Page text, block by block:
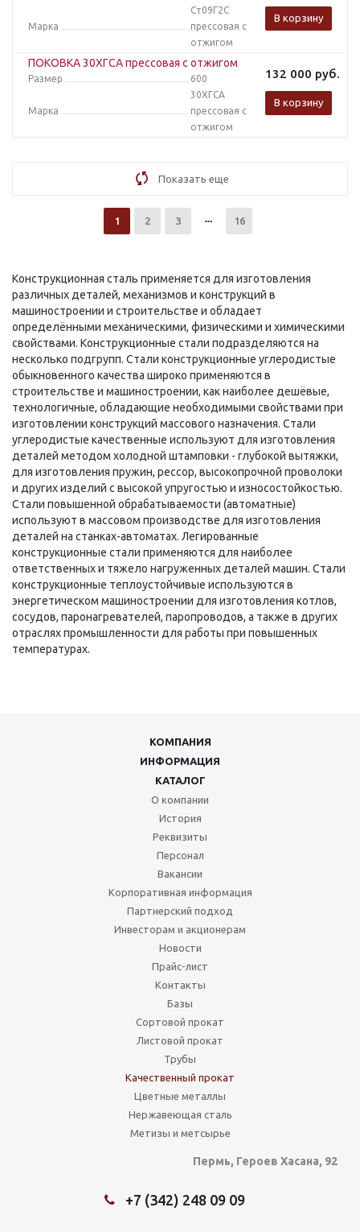
Марка
Ст09Г2С
прессовая с
отжигом
В корзину
ПОКОВКА 30ХГСА прессовая с отжигом
Размер 600
Марка
30ХГСА
прессовая с
отжигом
132 000 руб.
В корзину
Показать еще
1 2 3 16
Конструкционная сталь применяется для изготовления
различных деталей, механизмов и конструкций в
машиностроении и строительстве и обладает
определёнными механическими, физическими и химическими
свойствами. Конструкционные стали подразделяются на
несколько подгрупп. Стали конструкционные углеродистые
обыкновенного качества широко применяются в
строительстве и машиностроении, как наиболее дешёвые,
технологичные, обладающие необходимыми свойствами при
изготовлении конструкций массового назначения. Стали
углеродистые качественные используют для изготовления
деталей методом холодной штамповки - глубокой вытяжки,
для изготовления пружин, рессор, высокопрочной проволоки
и других изделий с высокой упругостью и износостойкостью.
Стали повышенной обрабатываемости (автоматные)
используют в массовом производстве для изготовления
деталей на станках-автоматах. Легированные
конструкционные стали применяются для наиболее
ответственных и тяжело нагруженных деталей машин. Стали
конструкционные теплоустойчивые используются в
энергетическом машиностроении для изготовления котлов,
сосудов, паронагревателей, паропроводов, а также в других
отраслях промышленности для работы при повышенных
температурах.
КОМПАНИЯ
ИНФОРМАЦИЯ
КАТАЛОГ
О компании
История
Реквизиты
Персонал
Вакансии
Корпоративная информация
Партнерский подход
Инвесторам и акционерам
Новости
Прайс-лист
Контакты
Базы
Сортовой прокат
Листовой прокат
Трубы
Качественный прокат
Цветные металлы
Нержавеющая сталь
Метизы и метсырье
Пермь, Героев Хасана, 92
+7 (342) 248 09 09